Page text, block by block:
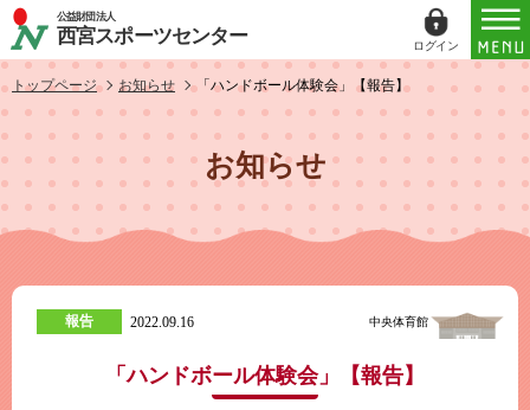
公益財団法人
西宮スポーツセンター ログイン
トップページ お知らせ 「ハンドボール体験会」【報告】
お知らせ
報告 2022.09.16 中央体育館
「ハンドボール体験会」【報告】
ログイン
ID（メールアドレス）
パスワード
すべてを含む6文字以上